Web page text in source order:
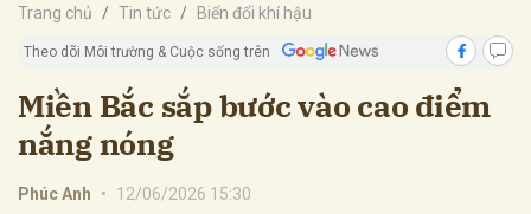
Trang chủ Tin tức Biến đổi khí hậu
Theo dõi Môi trường & Cuộc sống trên
Miền Bắc sắp bước vào cao điểm
nắng nóng
Phúc Anh • 12/06/2026 15:30